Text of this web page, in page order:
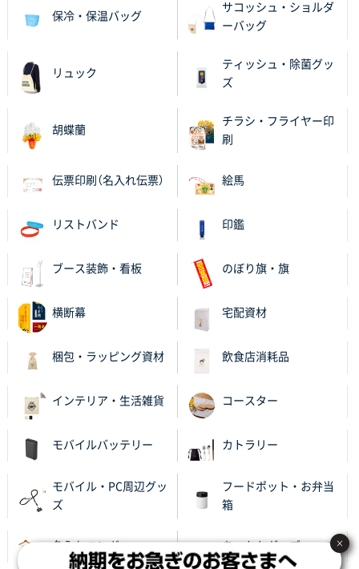
保冷・保温バッグ
サコッシュ・ショルダ
ーバッグ
リュック
ティッシュ・除菌グッ
ズ
胡蝶蘭
チラシ・フライヤー印
刷
伝票印刷（名入れ伝票） 絵馬
リストバンド 印鑑
ブース装飾・看板 のぼり旗・旗
横断幕 宅配資材
梱包・ラッピング資材 飲食店消耗品
インテリア・生活雑貨 コースター
モバイルバッテリー カトラリー
モバイル・PC周辺グッ
ズ
フードポット・お弁当
箱
名入れハンガー あったかグッズ ×